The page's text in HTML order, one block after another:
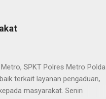
SPKT Polres Metro Polda
terkait layanan pengaduan,
masyarakat. Senin